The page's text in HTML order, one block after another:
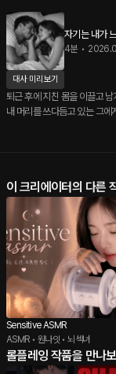
자기는 내가
4분 •
대사 미리보기
퇴근 후에 지친 몸을 이끌고
내 머리를 쓰다듬고 있는 그에
이 크리에이터의 다른
Sensitive ASMR
ASMR • 원나잇 • 뇌섹녀
롤플레잉 작품을 만나